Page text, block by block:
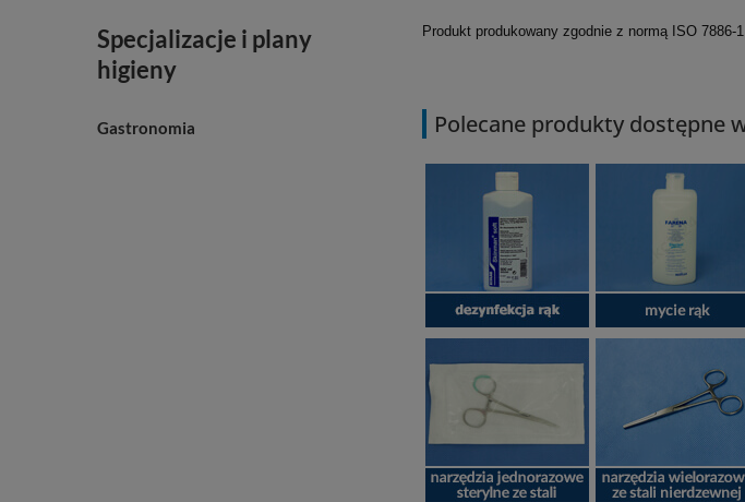
Specjalizacje i plany
higieny
Gastronomia
Produkt produkowany zgodnie z normą ISO 7886-1.
Polecane produkty dostępne